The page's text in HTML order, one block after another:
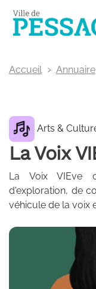
Accueil Annuaire
Arts &
La Voix
La Voix VIEve
d'exploration, de
véhicule de la voix
Panneau de gestion